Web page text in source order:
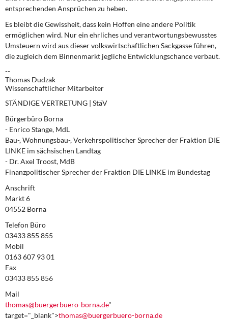
entsprechenden Ansprüchen zu heben.
Es bleibt die Gewissheit, dass kein Hoffen eine andere Politik
ermöglichen wird. Nur ein ehrliches und verantwortungsbewusstes
Umsteuern wird aus dieser volkswirtschaftlichen Sackgasse führen,
die zugleich dem Binnenmarkt jegliche Entwicklungschance verbaut.
--
Thomas Dudzak
Wissenschaftlicher Mitarbeiter
STÄNDIGE VERTRETUNG | StäV
Bürgerbüro Borna
- Enrico Stange, MdL
Bau-, Wohnungsbau-, Verkehrspolitischer Sprecher der Fraktion DIE
LINKE im sächsischen Landtag
- Dr. Axel Troost, MdB
Finanzpolitischer Sprecher der Fraktion DIE LINKE im Bundestag
Anschrift
Markt 6
04552 Borna
Telefon Büro
03433 855 855
Mobil
0163 607 93 01
Fax
03433 855 856
Mail
thomas@buergerbuero-borna.de"
target="_blank">thomas@buergerbuero-borna.de